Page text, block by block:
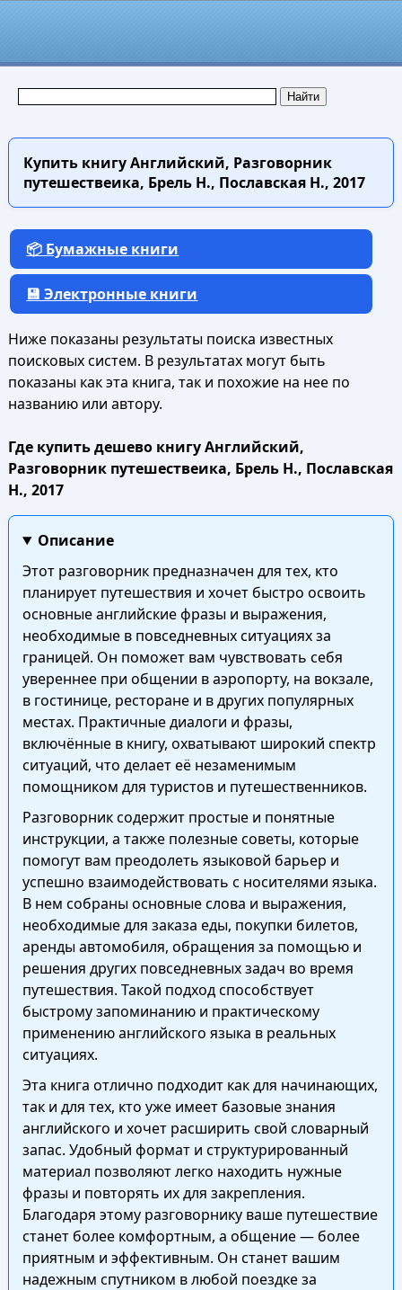
Купить книгуАнглийский, Разговорник
путешествеика, Брель Н., Пославская Н., 2017
📦 Бумажные книги
💾 Электронные книги
Ниже показаны результаты поиска известных
поисковых систем. В результатах могут быть
показаны как эта книга, так и похожие на нее по
названию или автору.
Где купить дешево книгу Английский,
Разговорник путешествеика, Брель Н., Пославская
Н., 2017
Описание
Этот разговорник предназначен для тех, кто
планирует путешествия и хочет быстро освоить
основные английские фразы и выражения,
необходимые в повседневных ситуациях за
границей. Он поможет вам чувствовать себя
увереннее при общении в аэропорту, на вокзале,
в гостинице, ресторане и в других популярных
местах. Практичные диалоги и фразы,
включённые в книгу, охватывают широкий спектр
ситуаций, что делает её незаменимым
помощником для туристов и путешественников.
Разговорник содержит простые и понятные
инструкции, а также полезные советы, которые
помогут вам преодолеть языковой барьер и
успешно взаимодействовать с носителями языка.
В нем собраны основные слова и выражения,
необходимые для заказа еды, покупки билетов,
аренды автомобиля, обращения за помощью и
решения других повседневных задач во время
путешествия. Такой подход способствует
быстрому запоминанию и практическому
применению английского языка в реальных
ситуациях.
Эта книга отлично подходит как для начинающих,
так и для тех, кто уже имеет базовые знания
английского и хочет расширить свой словарный
запас. Удобный формат и структурированный
материал позволяют легко находить нужные
фразы и повторять их для закрепления.
Благодаря этому разговорнику ваше путешествие
станет более комфортным, а общение — более
приятным и эффективным. Он станет вашим
надежным спутником в любой поездке за